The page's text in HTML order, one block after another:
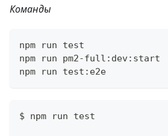
Команды
npm run test
npm run pm2-full:dev:start
npm run test:e2e
$ npm run test